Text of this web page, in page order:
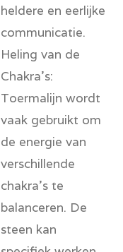
heldere en eerlijke
communicatie.
Heling van de
Chakra’s:
Toermalijn wordt
vaak gebruikt om
de energie van
verschillende
chakra's te
balanceren. De
steen kan